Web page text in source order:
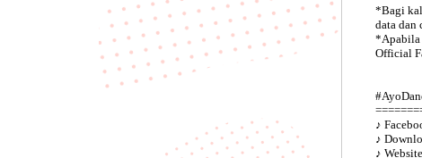
*Bagi
data dan
*Apabila
Official
♪
♪
♪